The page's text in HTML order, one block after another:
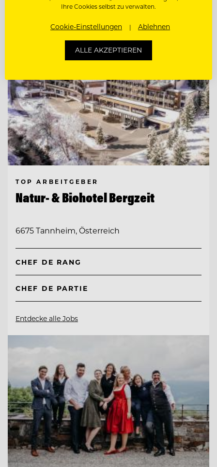
TOP ARBEITGEBER
Natur- & Biohotel Bergzeit
6675 Tannheim, Österreich
CHEF DE RANG
CHEF DE PARTIE
Entdecke alle Jobs
Ihre Cookies selbst zu verwalten.
Cookie-Einstellungen Ablehnen
ALLE AKZEPTIEREN